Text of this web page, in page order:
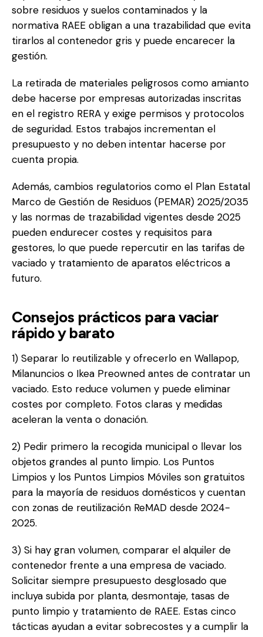
sobre residuos y suelos contaminados y la
normativa RAEE obligan a una trazabilidad que evita
tirarlos al contenedor gris y puede encarecer la
gestión.
La retirada de materiales peligrosos como amianto
debe hacerse por empresas autorizadas inscritas
en el registro RERA y exige permisos y protocolos
de seguridad. Estos trabajos incrementan el
presupuesto y no deben intentar hacerse por
cuenta propia.
Además, cambios regulatorios como el Plan Estatal
Marco de Gestión de Residuos (PEMAR) 2025/2035
y las normas de trazabilidad vigentes desde 2025
pueden endurecer costes y requisitos para
gestores, lo que puede repercutir en las tarifas de
vaciado y tratamiento de aparatos eléctricos a
futuro.
Consejos prácticos para vaciar
rápido y barato
1) Separar lo reutilizable y ofrecerlo en Wallapop,
Milanuncios o Ikea Preowned antes de contratar un
vaciado. Esto reduce volumen y puede eliminar
costes por completo. Fotos claras y medidas
aceleran la venta o donación.
2) Pedir primero la recogida municipal o llevar los
objetos grandes al punto limpio. Los Puntos
Limpios y los Puntos Limpios Móviles son gratuitos
para la mayoría de residuos domésticos y cuentan
con zonas de reutilización ReMAD desde 2024-
2025.
3) Si hay gran volumen, comparar el alquiler de
contenedor frente a una empresa de vaciado.
Solicitar siempre presupuesto desglosado que
incluya subida por planta, desmontaje, tasas de
punto limpio y tratamiento de RAEE. Estas cinco
tácticas ayudan a evitar sobrecostes y a cumplir la